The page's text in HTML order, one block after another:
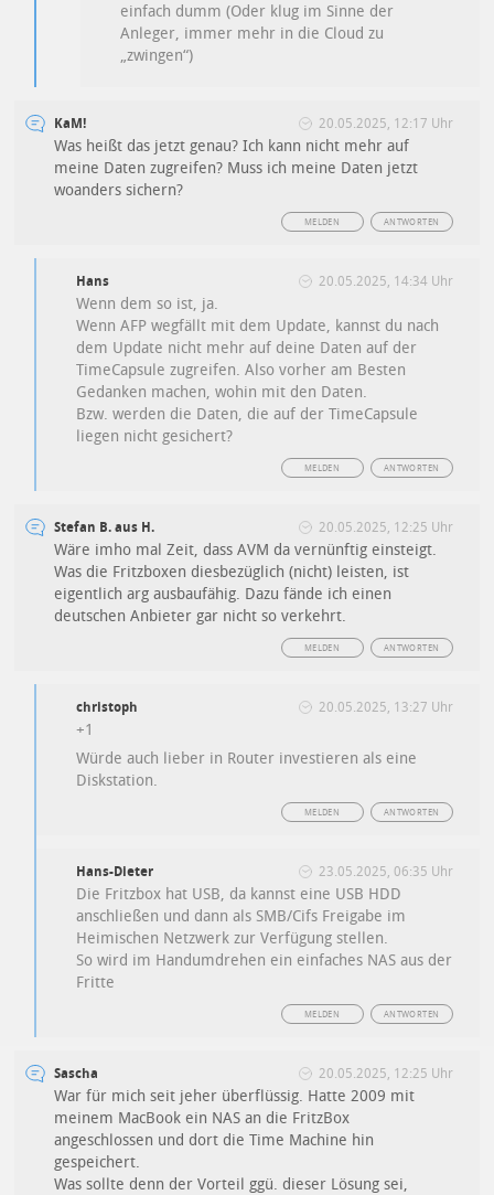
einfach dumm (Oder klug im Sinne der
Anleger, immer mehr in die Cloud zu
„zwingen“)
KaM! 20.05.2025, 12:17 Uhr
Was heißt das jetzt genau? Ich kann nicht mehr auf
meine Daten zugreifen? Muss ich meine Daten jetzt
woanders sichern?
ANTWORTEN
MELDEN
Hans 20.05.2025, 14:34 Uhr
Wenn dem so ist, ja.
Wenn AFP wegfällt mit dem Update, kannst du nach
dem Update nicht mehr auf deine Daten auf der
TimeCapsule zugreifen. Also vorher am Besten
Gedanken machen, wohin mit den Daten.
Bzw. werden die Daten, die auf der TimeCapsule
liegen nicht gesichert?
ANTWORTEN
MELDEN
Stefan B. aus H. 20.05.2025, 12:25 Uhr
Wäre imho mal Zeit, dass AVM da vernünftig einsteigt.
Was die Fritzboxen diesbezüglich (nicht) leisten, ist
eigentlich arg ausbaufähig. Dazu fände ich einen
deutschen Anbieter gar nicht so verkehrt.
ANTWORTEN
MELDEN
christoph 20.05.2025, 13:27 Uhr
+1
Würde auch lieber in Router investieren als eine
Diskstation.
ANTWORTEN
MELDEN
Hans-Dieter 23.05.2025, 06:35 Uhr
Die Fritzbox hat USB, da kannst eine USB HDD
anschließen und dann als SMB/Cifs Freigabe im
Heimischen Netzwerk zur Verfügung stellen.
So wird im Handumdrehen ein einfaches NAS aus der
Fritte
ANTWORTEN
MELDEN
Sascha 20.05.2025, 12:25 Uhr
War für mich seit jeher überflüssig. Hatte 2009 mit
meinem MacBook ein NAS an die FritzBox
angeschlossen und dort die Time Machine hin
gespeichert.
Was sollte denn der Vorteil ggü. dieser Lösung sei,